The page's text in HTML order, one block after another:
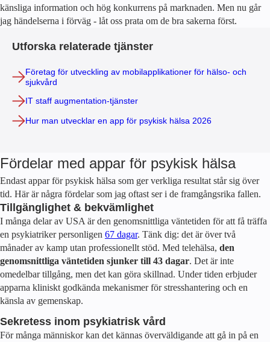
känsliga information och hög konkurrens på marknaden. Men nu går
jag händelserna i förväg - låt oss prata om de bra sakerna först.
Utforska relaterade tjänster
Företag för utveckling av mobilapplikationer för hälso- och
sjukvård
IT staff augmentation-tjänster
Hur man utvecklar en app för psykisk hälsa 2026
Fördelar med appar för psykisk hälsa
Endast appar för psykisk hälsa som ger verkliga resultat står sig över
tid. Här är några fördelar som jag oftast ser i de framgångsrika fallen.
Tillgänglighet & bekvämlighet
I många delar av USA är den genomsnittliga väntetiden för att få träffa
en psykiatriker personligen 67 dagar. Tänk dig: det är över två
månader av kamp utan professionellt stöd. Med telehälsa, den
genomsnittliga väntetiden sjunker till 43 dagar. Det är inte
omedelbar tillgång, men det kan göra skillnad. Under tiden erbjuder
apparna kliniskt godkända mekanismer för stresshantering och en
känsla av gemenskap.
Sekretess inom psykiatrisk vård
För många människor kan det kännas överväldigande att gå in på en